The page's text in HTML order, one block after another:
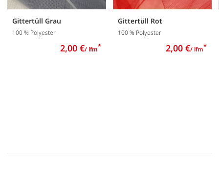
Gittertüll Grau
100 % Polyester
2,00 €/ lfm*
Gittertüll Rot
100 % Polyester
2,00 €/ lfm*